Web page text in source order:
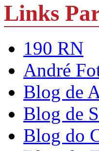
Links
190 RN
André
Blog de
Blog de
Blog do